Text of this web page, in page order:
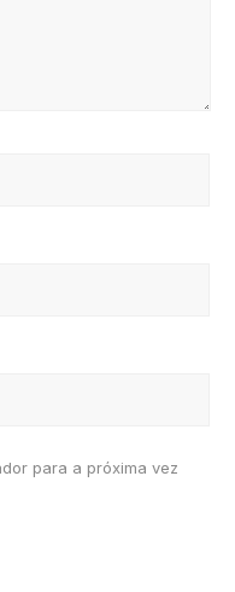
para a próxima vez